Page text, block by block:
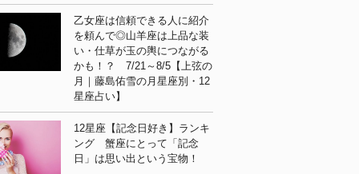
乙女座は信頼できる人に紹介
を頼んで◎山羊座は上品な装
い・仕草が玉の輿につながる
かも！？ 7/21～8/5【上弦の
月｜藤島佑雪の月星座別・12
星座占い】
12星座【記念日好き】ランキ
ング 蟹座にとって「記念
日」は思い出という宝物！